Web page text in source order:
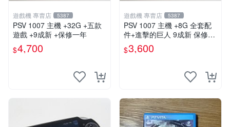
遊戲機 專賣店 5387
PSV 1007 主機 +32G +五款
遊戲 +9成新 +保修一年
$4,700
遊戲機 專賣店 5387
PSV 1007 主機 +8G 全套配
件+進擊的巨人 9成新 保修一
年 品質有保障
$3,600